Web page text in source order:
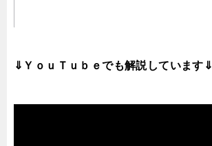
⇓ＹｏｕＴｕｂｅでも解説しています⇓